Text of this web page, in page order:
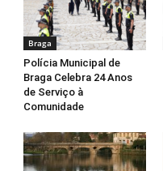
Braga
Polícia Municipal de
Braga Celebra 24 Anos
de Serviço à
Comunidade